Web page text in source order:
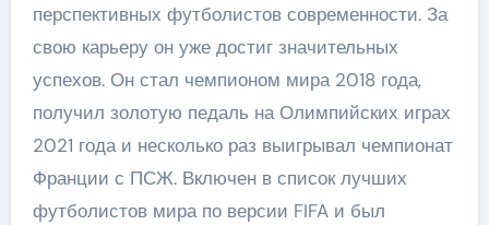
перспективных футболистов современности. За
свою карьеру он уже достиг значительных
успехов. Он стал чемпионом мира 2018 года,
получил золотую педаль на Олимпийских играх
2021 года и несколько раз выигрывал чемпионат
Франции с ПСЖ. Включен в список лучших
футболистов мира по версии FIFA и был